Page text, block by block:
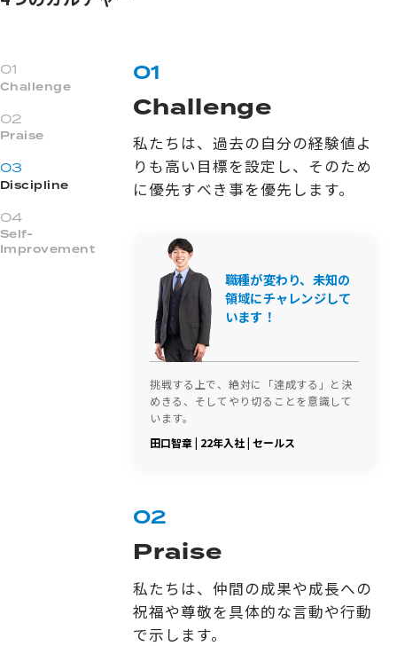
01
Challenge
02
Praise
03
Discipline
04
Self-
Improvement
01
Challenge
私たちは、過去の自分の経験値よ
りも高い目標を設定し、そのため
に優先すべき事を優先します。
職種が変わり、未知の
領域にチャレンジして
います！
挑戦する上で、絶対に「達成する」と決
めきる、そしてやり切ることを意識して
います。
田口智章 | 22年入社 | セールス
02
Praise
私たちは、仲間の成果や成長への
祝福や尊敬を具体的な言動や行動
で示します。